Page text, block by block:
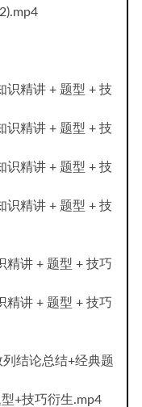
识精讲 + 题型 + 技
识精讲 + 题型 + 技
识精讲 + 题型 + 技
识精讲 + 题型 + 技
精讲 + 题型 + 技巧
精讲 + 题型 + 技巧
结论总结+经典题
+技巧衍生.mp4